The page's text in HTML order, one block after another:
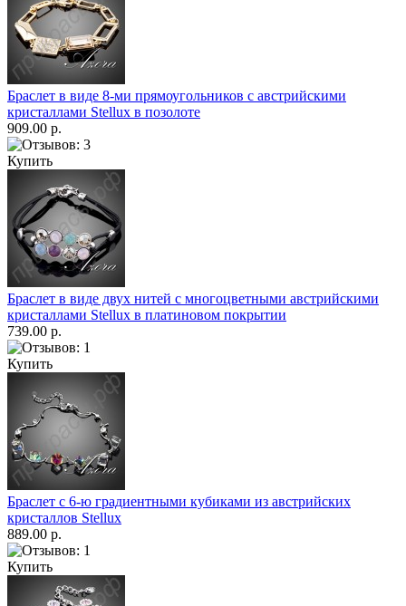
Браслет в виде 8-ми прямоугольников с австрийскими
кристаллами Stellux в позолоте
909.00 р.
Купить
Браслет в виде двух нитей с многоцветными австрийскими
кристаллами Stellux в платиновом покрытии
739.00 р.
Купить
Браслет с 6-ю градиентными кубиками из австрийских
кристаллов Stellux
889.00 р.
Купить